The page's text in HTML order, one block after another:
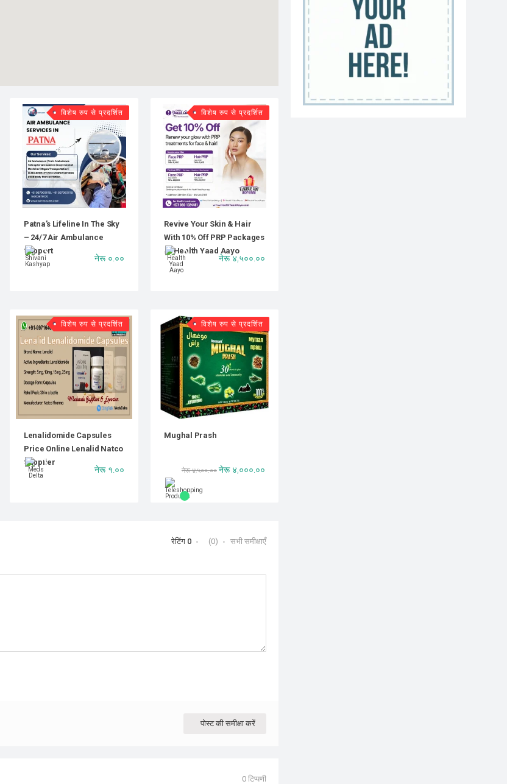
विशेष रुप से प्रदर्शित
Patna’s Lifeline In The Sky
– 24/7 Air Ambulance
Support
नेरू ०.००
विशेष रुप से प्रदर्शित
Revive Your Skin & Hair
With 10% Off PRP Packages
At Health Yaad Aayo
नेरू ४,५००.००
विशेष रुप से प्रदर्शित
Lenalidomide Capsules
Price Online Lenalid Natco
Supplier
नेरू १.००
विशेष रुप से प्रदर्शित
Mughal Prash
नेरू ४,५००.०० नेरू ४,०००.००
रेटिंग 0 (0) सभी समीक्षाएँ
पोस्ट की समीक्षा करें
0 टिप्पणी